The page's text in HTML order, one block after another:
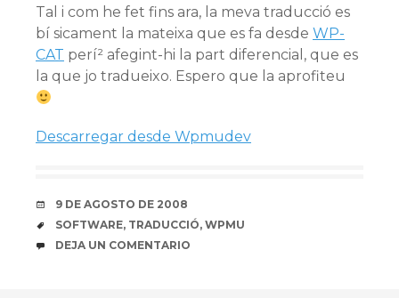
Tal i com he fet fins ara, la meva traducció es
bí sicament la mateixa que es fa desde WP-
CAT perí² afegint-hi la part diferencial, que es
la que jo tradueixo. Espero que la aprofiteu
Descarregar desde Wpmudev
FECHA
9 DE AGOSTO DE 2008
ETIQUETAS
SOFTWARE, TRADUCCIÓ, WPMU
COMENTARIOS
DEJA UN COMENTARIO